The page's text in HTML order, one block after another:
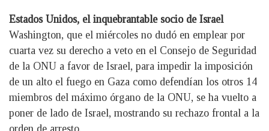
Estados Unidos, el inquebrantable socio de Israel
Washington, que el miércoles no dudó en emplear por
cuarta vez su derecho a veto en el Consejo de Seguridad
de la ONU a favor de Israel, para impedir la imposición
de un alto el fuego en Gaza como defendían los otros 14
miembros del máximo órgano de la ONU, se ha vuelto a
poner de lado de Israel, mostrando su rechazo frontal a la